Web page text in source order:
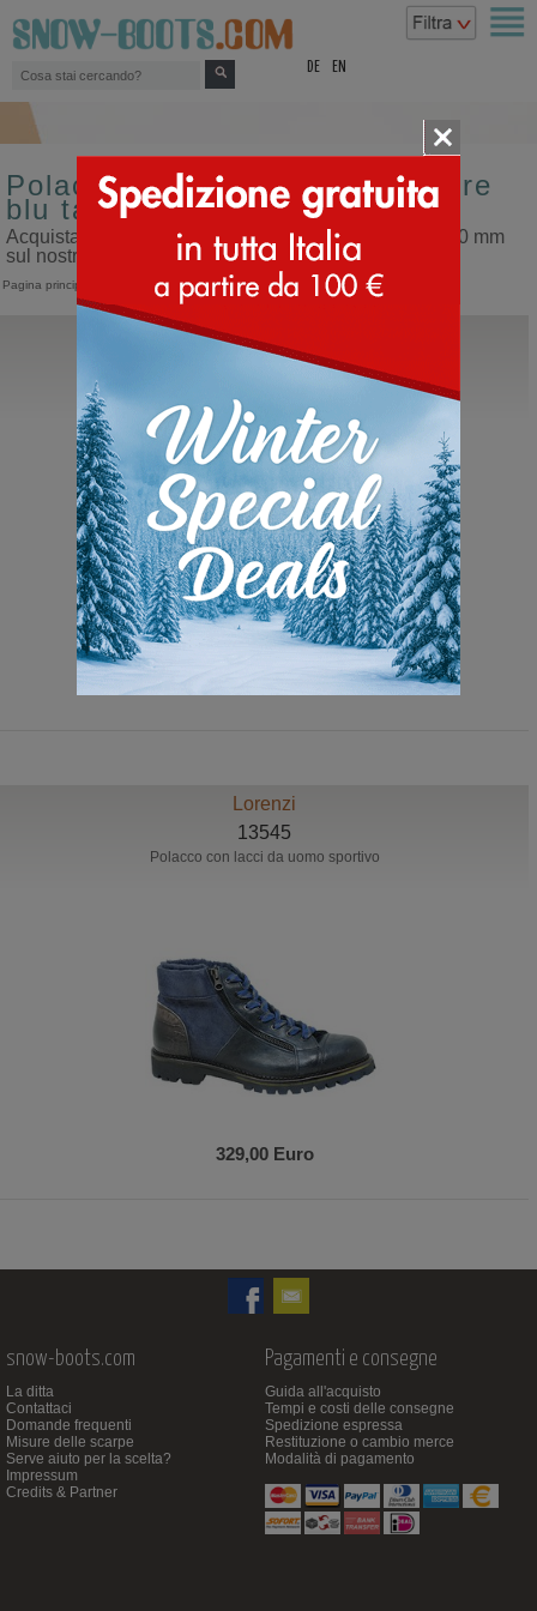
DE EN
Polacco sportivo da uomo colore
blu tacco 10 mm
Acquista polacco sportivo da uomo colore blu tacco 10 mm
sul nostro sito dedicato ai doposci
Pagina principale >Scarpe invernali> Polacco sportivo
Lorenzi
16243
299,00 Euro
Lorenzi
13545
Polacco con lacci da uomo sportivo
329,00 Euro
snow-boots.com
La ditta
Contattaci
Domande frequenti
Misure delle scarpe
Serve aiuto per la scelta?
Impressum
Credits & Partner
Pagamenti e consegne
Guida all'acquisto
Tempi e costi delle consegne
Spedizione espressa
Restituzione o cambio merce
Modalità di pagamento